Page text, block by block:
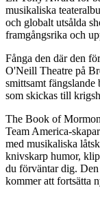
musikaliska
och globalt utsålda
framgångsrika och
Fånga den där den
O'Neill Theatre på
smittsamt fängslande
som skickas till
The Book of
Team America-
med musikaliska
knivskarp humor,
du förväntar dig.
kommer att fortsätta